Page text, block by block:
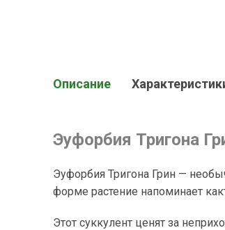
Описание
Эуфорбия Тригона
Эуфорбия Тригона Грин —
форме растение напоминает
Этот суккулент ценят за